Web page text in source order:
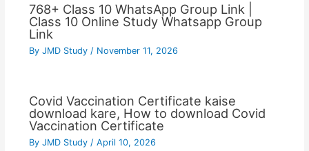
768+ Class 10 WhatsApp Group Link |
Class 10 Online Study Whatsapp Group
Link
By JMD Study / November 11, 2026
Covid Vaccination Certificate kaise
download kare, How to download Covid
Vaccination Certificate
By JMD Study / April 10, 2026